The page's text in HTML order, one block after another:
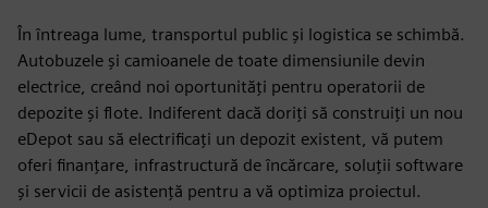
În întreaga lume, transportul public și logistica se schimbă.
Autobuzele și camioanele de toate dimensiunile devin
electrice, creând noi oportunități pentru operatorii de
depozite și flote. Indiferent dacă doriți să construiți un nou
eDepot sau să electrificați un depozit existent, vă putem
oferi finanțare, infrastructură de încărcare, soluții software
și servicii de asistență pentru a vă optimiza proiectul.